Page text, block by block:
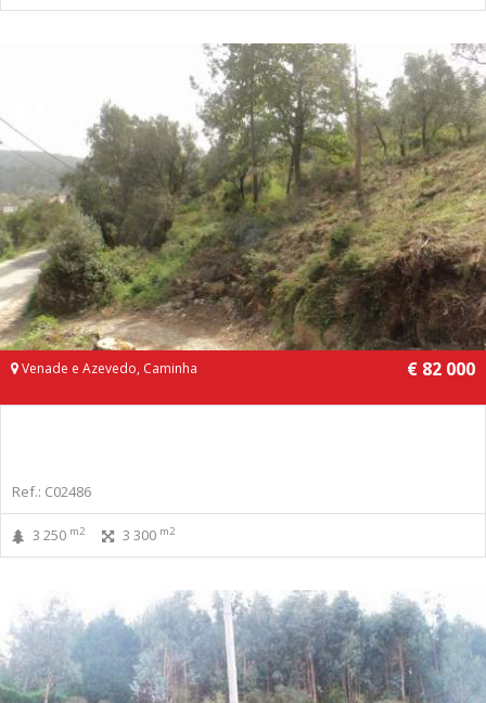
Venade e Azevedo, Caminha € 82 000
Ref.: C02486
3 250 m2 3 300 m2